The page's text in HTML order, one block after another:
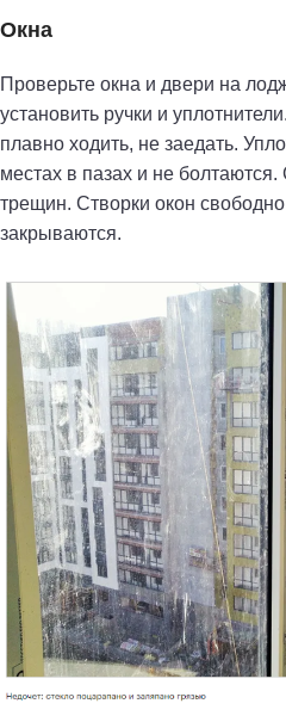
Окна
Проверьте окна и двери на
установить ручки и
плавно ходить, не заедать.
местах в пазах и не
трещин. Створки окон
закрываются.